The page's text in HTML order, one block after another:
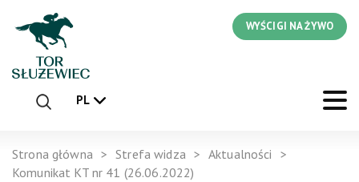
WYŚCIGI NA ŻYWO
PL
Strona główna Strefa widza
Aktualności
Komunikat KT nr 41 (26.06.2022)